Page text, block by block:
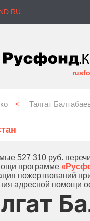
< Талгат
527 310 руб.
программе
пожертвований
адресной помощи